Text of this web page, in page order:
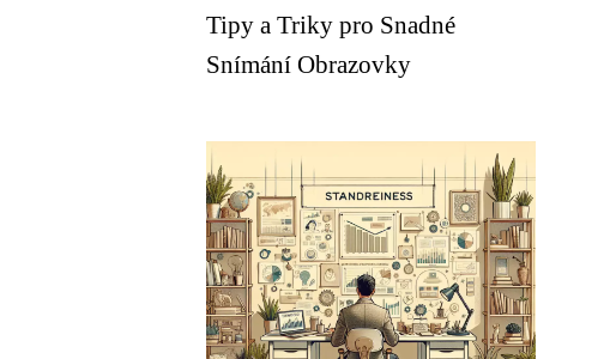
Tipy a Triky pro Snadné
Snímání Obrazovky